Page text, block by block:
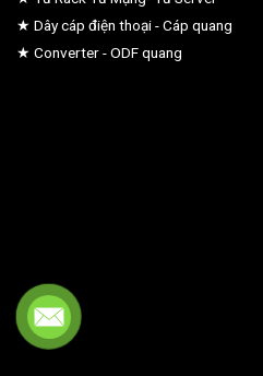
★ Dây cáp điện thoại - Cáp quang
★ Converter - ODF quang